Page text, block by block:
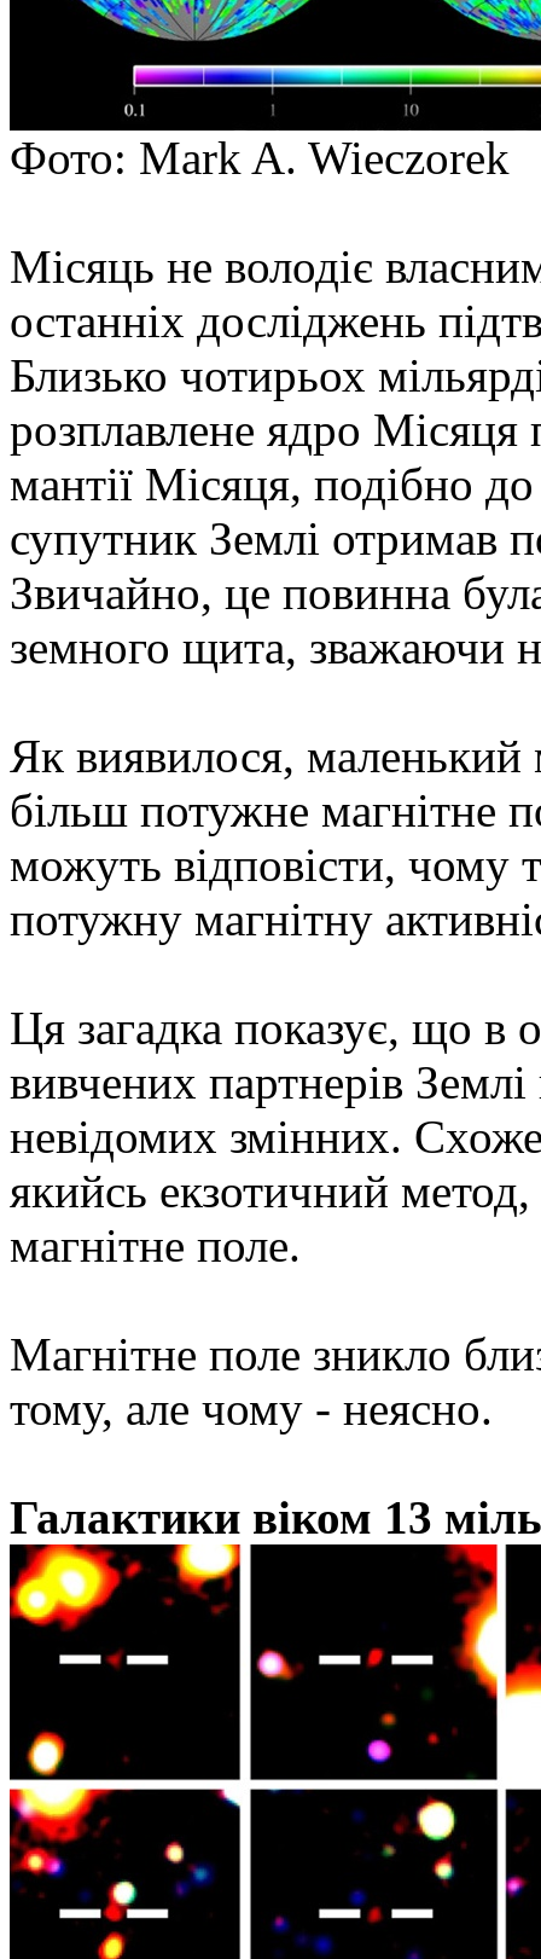
Фото: Mark A. Wieczorek
Місяць не володіє
останніх досліджень
Близько чотирьох
розплавлене ядро Місяця
мантії Місяця, подібно
супутник Землі отримав
Звичайно, це повинна
земного щита, зважаючи
Як виявилося, маленький
більш потужне магнітне
можуть відповісти, чому
потужну магнітну
Ця загадка показує, що в
вивчених партнерів
невідомих змінних.
якийсь екзотичний
магнітне поле.
Магнітне поле зникло
тому, але чому - неясно.
Галактики віком 13